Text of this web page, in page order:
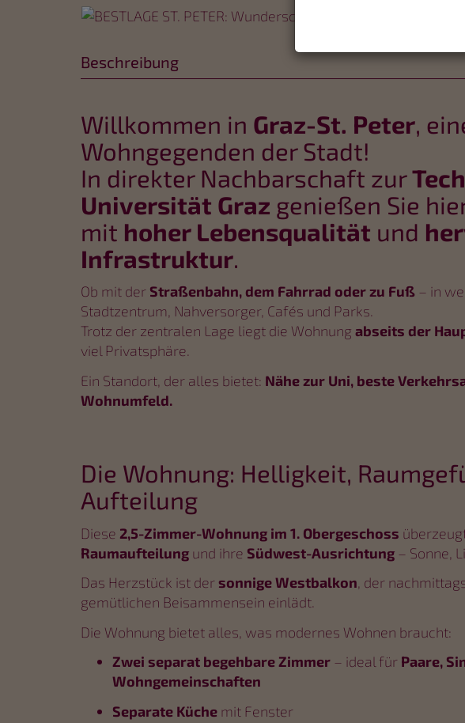
Beschreibung
Willkommen in Graz-St. Peter,
Wohngegenden der Stadt!
In direkter Nachbarschaft zur
Universität Graz genießen Sie
mit hoher Lebensqualität und
Infrastruktur.
Ob mit der Straßenbahn, dem Fahrrad oder zu Fuß – in
Stadtzentrum, Nahversorger, Cafés und Parks.
Trotz der zentralen Lage liegt die Wohnung abseits der
viel Privatsphäre.
Ein Standort, der alles bietet: Nähe zur Uni, beste
Wohnumfeld.
Die Wohnung: Helligkeit,
Aufteilung
Diese 2,5-Zimmer-Wohnung im 1. Obergeschoss
Raumaufteilung und ihre Südwest-Ausrichtung – Sonne,
Das Herzstück ist dersonnige Westbalkon, der
gemütlichen Beisammensein einlädt.
Die Wohnung bietet alles, was modernes Wohnen braucht:
Zwei separat begehbare Zimmer – ideal für Paare,
Wohngemeinschaften
Separate Küche mit Fenster